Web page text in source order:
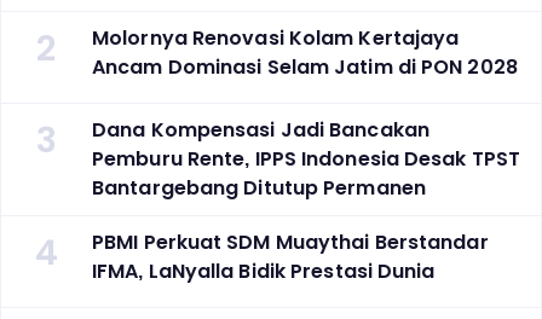
2
Molornya Renovasi Kolam Kertajaya
Ancam Dominasi Selam Jatim di PON 2028
3
Dana Kompensasi Jadi Bancakan
Pemburu Rente, IPPS Indonesia Desak TPST
Bantargebang Ditutup Permanen
4
PBMI Perkuat SDM Muaythai Berstandar
IFMA, LaNyalla Bidik Prestasi Dunia